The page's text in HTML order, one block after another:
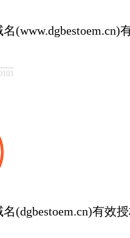
(www.dgbestoem.cn)
(dgbestoem.cn)有效